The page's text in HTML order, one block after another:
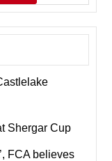
Shergar Cup
FCA believes